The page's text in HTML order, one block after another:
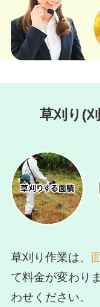
草刈り(
草刈り作業は、
て料金が変わり
わせください。